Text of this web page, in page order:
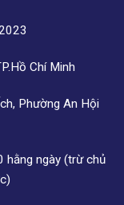
Chí Minh
Phường An Hội
hằng ngày (trừ chủ